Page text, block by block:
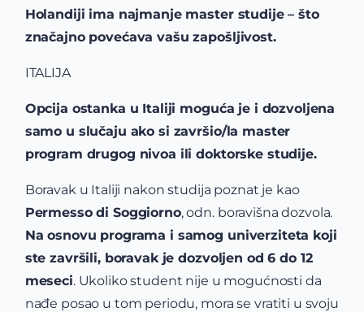
Holandiji ima najmanje master studije – što
značajno povećava vašu zapošljivost.
ITALIJA
Opcija ostanka u Italiji moguća je i dozvoljena
samo u slučaju ako si završio/la master
program drugog nivoa ili doktorske studije.
Boravak u Italiji nakon studija poznat je kao
Permesso di Soggiorno, odn. boravišna dozvola.
Na osnovu programa i samog univerziteta koji
ste završili, boravak je dozvoljen od 6 do 12
meseci. Ukoliko student nije u mogućnosti da
nađe posao u tom periodu, mora se vratiti u svoju